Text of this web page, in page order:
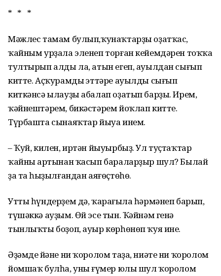
* * *
Мәжлес тамам булып,ҡунаҡтарҙы оҙатҡас,
ҡайным урҙала эленеп торған кейемдәрен тоҡҡа
тултырып алды ла, атын егеп, ауылдан сығып
китте. Аҫҡурамдың эттәре ауылды сығып
киткәнсә ылауҙы абалап оҙатып барҙы. Ирем,
ҡәйнештәрем, бикәстәрем йоҡлап китте.
Түрбашта сынаяҡтар йыуа инем.
– Ҡуй, килен, иртән йыуырбыҙ. Ул туҫтаҡтар
ҡайның артынан ҡасып бараларҙыр шул? Былай
ҙа таң һыҙылғандан аяғөҫтөһөң.
Утты һүндерҙем дә, ҡараңғыла һәрмәнеп барып,
түшәккә ауҙым. Өй эсе тын. Ҡәйнәм генә
тынлыҡты боҙоп, ауыр көрһөнөп ҡуя ине.
Әҙәмдең йәне ни ҡоролом таҙа, ниәте ни ҡоролом
йомшаҡ булһа, уның ғүмер юлы шул ҡоролом